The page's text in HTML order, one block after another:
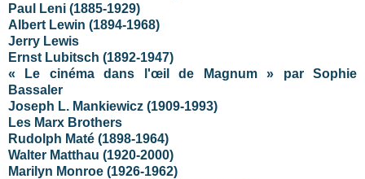
Paul Leni (1885-1929)
Albert Lewin (1894-1968)
Jerry Lewis
Ernst Lubitsch (1892-1947)
« Le cinéma dans l'œil de Magnum » par Sophie
Bassaler
Joseph L. Mankiewicz (1909-1993)
Les Marx Brothers
Rudolph Maté (1898-1964)
Walter Matthau (1920-2000)
Marilyn Monroe (1926-1962)